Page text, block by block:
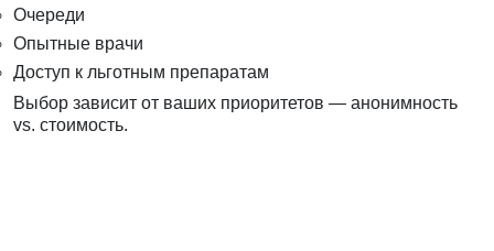
Очереди
Опытные врачи
Доступ к льготным препаратам
Выбор зависит от ваших приоритетов — анонимность
vs. стоимость.